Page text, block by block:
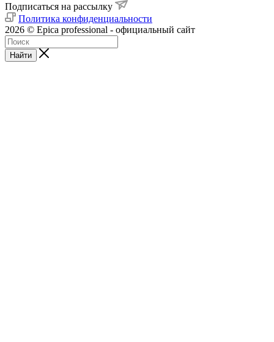
Подписаться на рассылку
Политика конфиденциальности
2026 © Epica professional - официальный сайт
Найти